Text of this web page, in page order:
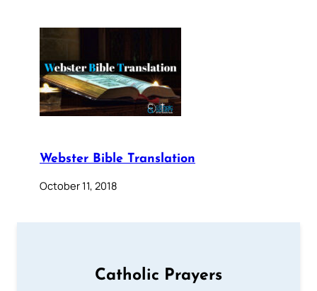
Webster Bible Translation
October 11, 2018
Catholic Prayers